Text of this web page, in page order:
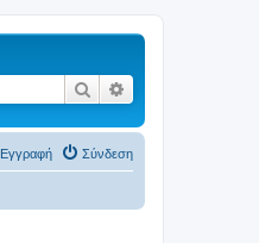
Αναζήτηση
Σύνδεση
Εγγραφή